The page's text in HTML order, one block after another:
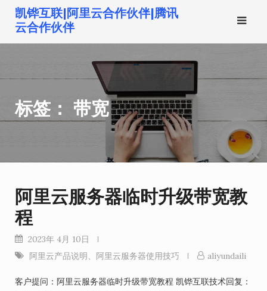
到
凯铧互联|阿里云合作伙伴|腾讯
云合作伙伴
标签： 带宽
阿里云服务器临时升级带宽教
程
2023年 4月 10日
阿里云产品说明、 阿里云服务器使用技巧 aliyundaili
客户提问：阿里云服务器临时升级带宽教程 凯铧互联技术回复：